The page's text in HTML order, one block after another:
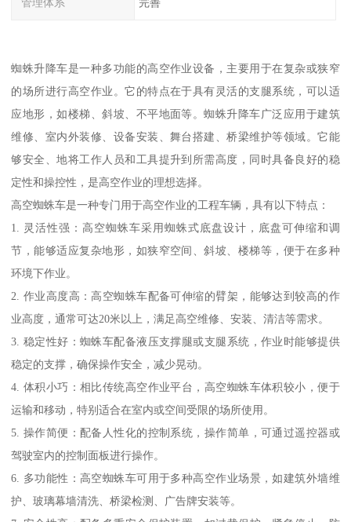
蜘蛛升降车是一种多功能的高空作业设备，主要用于在复杂或狭窄
的场所进行高空作业。它的特点在于具有灵活的支腿系统，可以适
应地形，如楼梯、斜坡、不平地面等。蜘蛛升降车广泛应用于建筑
维修、室内外装修、设备安装、舞台搭建、桥梁维护等领域。它能
够安全、地将工作人员和工具提升到所需高度，同时具备良好的稳
定性和操控性，是高空作业的理想选择。
高空蜘蛛车是一种专门用于高空作业的工程车辆，具有以下特点：
1. 灵活性强：高空蜘蛛车采用蜘蛛式底盘设计，底盘可伸缩和调
节，能够适应复杂地形，如狭窄空间、斜坡、楼梯等，便于在多种
环境下作业。
2. 作业高度高：高空蜘蛛车配备可伸缩的臂架，能够达到较高的作
业高度，通常可达20米以上，满足高空维修、安装、清洁等需求。
3. 稳定性好：蜘蛛车配备液压支撑腿或支腿系统，作业时能够提供
稳定的支撑，确保操作安全，减少晃动。
4. 体积小巧：相比传统高空作业平台，高空蜘蛛车体积较小，便于
运输和移动，特别适合在室内或空间受限的场所使用。
5. 操作简便：配备人性化的控制系统，操作简单，可通过遥控器或
驾驶室内的控制面板进行操作。
6. 多功能性：高空蜘蛛车可用于多种高空作业场景，如建筑外墙维
护、玻璃幕墙清洗、桥梁检测、广告牌安装等。